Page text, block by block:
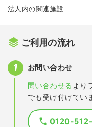
法人内の関連施設
ご利用の流れ
お問い合わせ
問い合わせる より
でも受け付けてい
0120-